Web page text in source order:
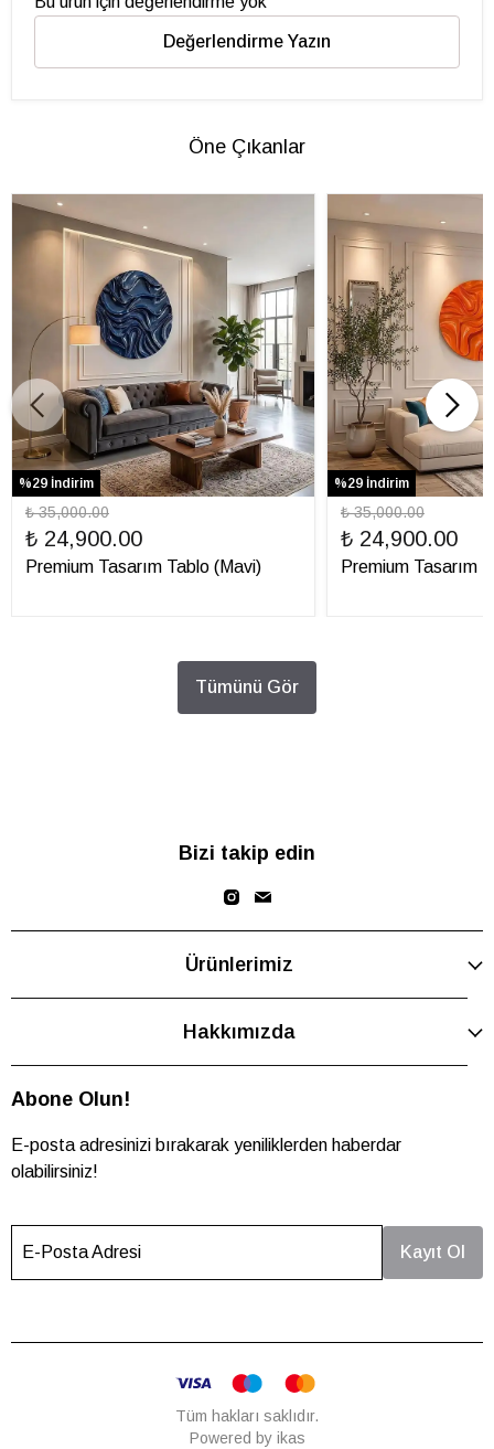
Değerlendirme Yazın
Öne Çıkanlar
%29 İndirim
₺ 35,000.00
₺ 24,900.00
Premium Tasarım Tablo (Mavi)
%29 İndirim
₺ 35,000.00
₺ 24,900.00
Premium Tasarım
Tümünü Gör
Bizi takip edin
Ürünlerimiz
Hakkımızda
Abone Olun!
E-posta adresinizi bırakarak yeniliklerden haberdar
olabilirsiniz!
E-Posta Adresi Kayıt Ol
Tüm hakları saklıdır.
Powered by ikas